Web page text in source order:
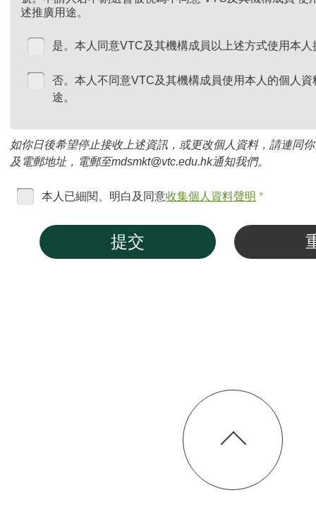
述推廣用途。
是。本人同意VTC及其機構成員以上述方式使用本
否。本人不同意VTC及其機構成員使用本人的個人
途。
如你日後希望停止接收上述資訊，或更改個人資料，請連同
及電郵地址，電郵至mdsmkt@vtc.edu.hk通知我們。
本人已細閱、明白及同意收集個人資料聲明 *
提交